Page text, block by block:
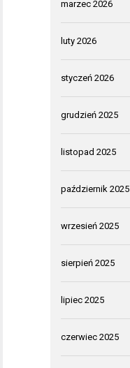
marzec 2026
luty 2026
styczeń 2026
grudzień 2025
listopad 2025
październik 2025
wrzesień 2025
sierpień 2025
lipiec 2025
czerwiec 2025